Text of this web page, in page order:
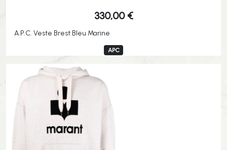
330,00 €
A.P.C. Veste Brest Bleu Marine
APC